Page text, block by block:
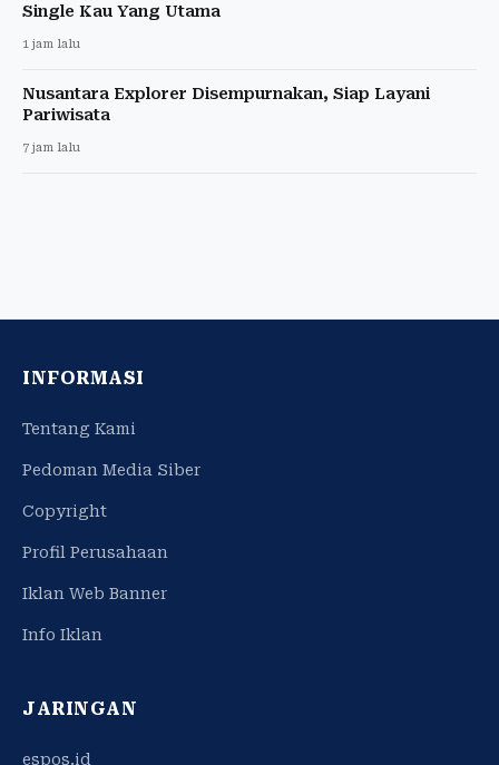
Single Kau Yang Utama
1 jam lalu
Nusantara Explorer Disempurnakan, Siap Layani
Pariwisata
7 jam lalu
INFORMASI
Tentang Kami
Pedoman Media Siber
Copyright
Profil Perusahaan
Iklan Web Banner
Info Iklan
JARINGAN
espos.id